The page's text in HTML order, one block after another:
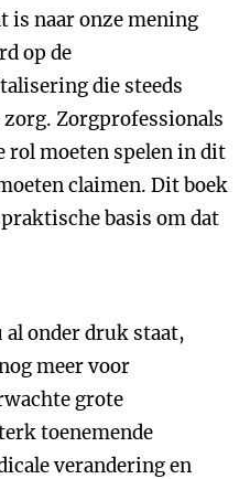
is naar onze mening
op de
die steeds
Zorgprofessionals
rol moeten spelen in dit
claimen. Dit boek
basis om dat
onder druk staat,
meer voor
grote
toenemende
verandering en